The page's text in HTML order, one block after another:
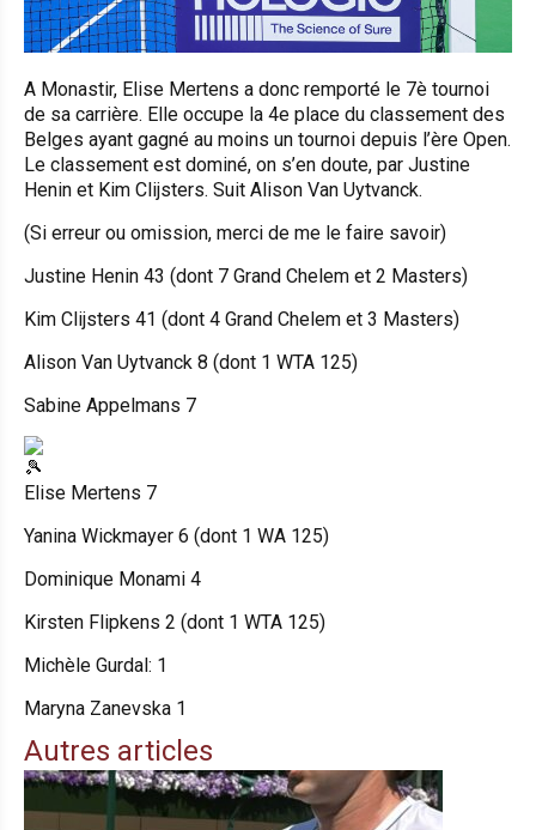
A Monastir, Elise Mertens a donc remporté le 7è tournoi
de sa carrière. Elle occupe la 4e place du classement des
Belges ayant gagné au moins un tournoi depuis l’ère Open.
Le classement est dominé, on s’en doute, par Justine
Henin et Kim Clijsters. Suit Alison Van Uytvanck.
(Si erreur ou omission, merci de me le faire savoir)
Justine Henin 43 (dont 7 Grand Chelem et 2 Masters)
Kim Clijsters 41 (dont 4 Grand Chelem et 3 Masters)
Alison Van Uytvanck 8 (dont 1 WTA 125)
Sabine Appelmans 7
Elise Mertens 7
Yanina Wickmayer 6 (dont 1 WA 125)
Dominique Monami 4
Kirsten Flipkens 2 (dont 1 WTA 125)
Michèle Gurdal: 1
Maryna Zanevska 1
Autres articles